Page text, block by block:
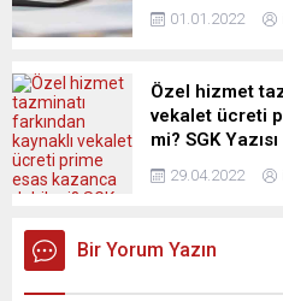
01.01.2022
Özel hizmet
vekalet ücreti
mi? SGK Yazısı
29.04.2022
Bir Yorum Yazın